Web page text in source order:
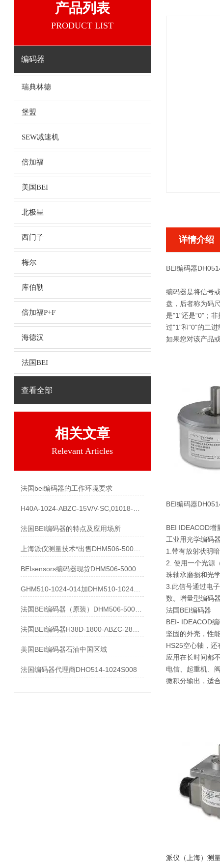
产品列表
PRODUCT LIST
编码器
瑞典林德
堡盟
SEW减速机
倍加福
美国BEI
北极星
西门子
梅尔
库伯勒
倍加福P+F
海德汉
法国BEI
查看全部
相关文章
Relevant Articles
法国bei编码器的工作环境要求
法国BEI编码器的特点及应用场所
美国BEI编码器石油中国区域
法国编码器代理商DHO514-1024S008
详情介绍
BEI编码器
编码器是将信号
盘，后者称为码
是"1"还是“0"；
过"1"和“0"的二
如果您对该产品
BEI编码器
BEI IDEACOD增
工业用光学编码
1.带有放射状明
2. 使用一个光源
珠轴承磨损和光
3.此信号通过电
数。增量型编码
法国BEI编码器
BEI- IDEACOD
坚固的外壳，性
HS25空心轴，
应用在长时间都
电信、起重机、
微积分输出，适
派仪（上海）测